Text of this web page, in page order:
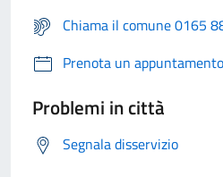
Chiama il comune 0165
Prenota un appuntamento
Problemi in città
Segnala disservizio